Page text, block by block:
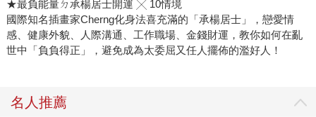
★最負能量ㄉ承楊居士開運 ╳ 10情境
國際知名插畫家Cherng化身法喜充滿的「承楊居士」，戀愛情
感、健康外貌、人際溝通、工作職場、金錢財運，教你如何在亂
世中「負負得正」，避免成為太委屈又任人擺佈的濫好人！
名人推薦